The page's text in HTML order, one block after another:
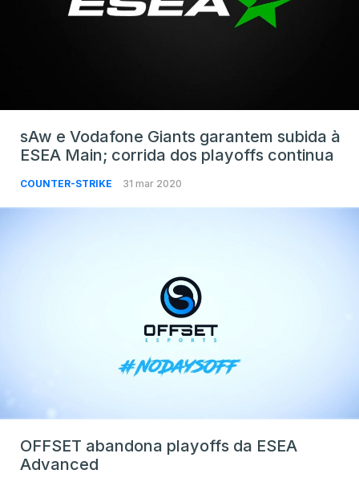
sAw e Vodafone Giants garantem subida à
ESEA Main; corrida dos playoffs continua
COUNTER-STRIKE 31 mar 2020
OFFSET abandona playoffs da ESEA
Advanced